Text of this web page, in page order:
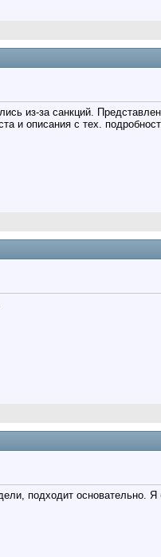
из-за санкций.
и описания с тех.
подходит основательно.